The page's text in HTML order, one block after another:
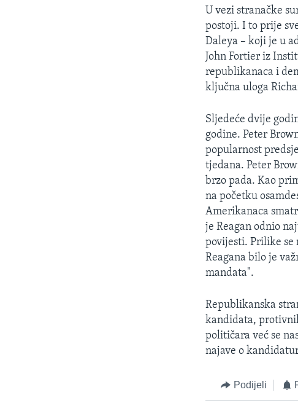
U vezi stranačke
postoji. I to prije
Daleya – koji je u
John Fortier iz
republikanaca i
ključna uloga
Sljedeće dvije
godine. Peter
popularnost
tjedana. Peter
brzo pada. Kao
na početku
Amerikanaca
je Reagan odnio
povijesti. Prilike se
Reagana bilo je
mandata".
Republikanska
kandidata,
političara već se
najave o
Podijeli